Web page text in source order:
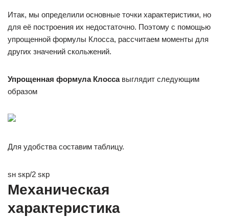
Итак, мы определили основные точки характеристики, но
для её построения их недостаточно. Поэтому с помощью
упрощенной формулы Клосса, рассчитаем моменты для
других значений скольжений.
Упрощенная формула Клоссавыглядит следующим
образом
Для удобства составим таблицу.
sн sкр/2 sкр
Механическая
характеристика